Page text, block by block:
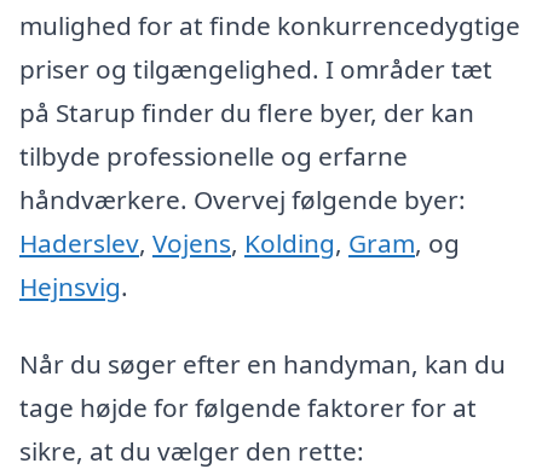
mulighed for at finde konkurrencedygtige
priser og tilgængelighed. I områder tæt
på Starup finder du flere byer, der kan
tilbyde professionelle og erfarne
håndværkere. Overvej følgende byer:
Haderslev, Vojens, Kolding, Gram, og
Hejnsvig.
Når du søger efter en handyman, kan du
tage højde for følgende faktorer for at
sikre, at du vælger den rette: